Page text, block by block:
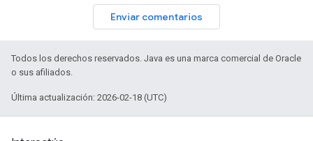
Enviar comentarios
Todos los derechos reservados. Java es una marca comercial de Oracle
o sus afiliados.
Última actualización: 2026-02-18 (UTC)